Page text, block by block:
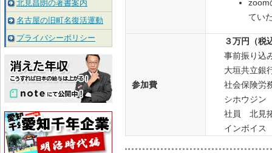
zoom
てい
参加費
３万円（税
事前振り込
大垣共立
社会保険労
シホウジン
社員 北見
インボイス
北見昌朗の著書案内
名古屋の旧町名復活運動
プライバシーポリシー